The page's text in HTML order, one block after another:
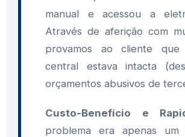
manual e acessou a
Através de aferição com
provamos ao cliente
central estava intacta
orçamentos abusivos de
Custo-Benefício e
problema era apenas um